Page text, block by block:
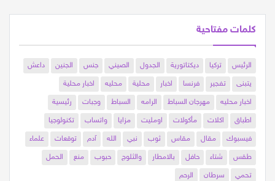
كلمات مفتاحية
الرئيس تركيا ديكتاتورية الجدول الصيني جنس الجنين
داعش
يتبنى
تفجير فرنسا اخبار محلية محليه
اخبار محلية
اخبار محليه
مهرجان السباط الرامه السباط وجبات
رئيسية
اطباق
اكلات مأكولات اومليت مزايا واتساب
تكنولوجيا
فيسبوك
مقال مقاس ثوب نبي الله آدم توقعات
علماء
طقس
شتاء حافل بالامطار والثلوج حبوب منع
الحمل
تحمي
سرطان الرحم